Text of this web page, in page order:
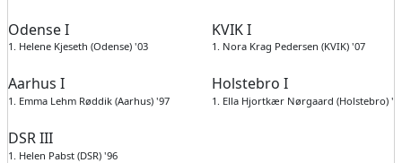
Odense I
1. Helene Kjeseth (Odense) '03
KVIK I
1. Nora Krag Pedersen (KVIK) '07
Aarhus I
1. Emma Lehm Røddik (Aarhus) '97
Holstebro I
1. Ella Hjortkær Nørgaard (Holstebro)
DSR III
1. Helen Pabst (DSR) '96